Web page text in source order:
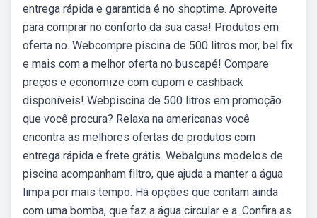
entrega rápida e garantida é no shoptime. Aproveite
para comprar no conforto da sua casa! Produtos em
oferta no. Webcompre piscina de 500 litros mor, bel fix
e mais com a melhor oferta no buscapé! Compare
preços e economize com cupom e cashback
disponíveis! Webpiscina de 500 litros em promoção
que você procura? Relaxa na americanas você
encontra as melhores ofertas de produtos com
entrega rápida e frete grátis. Webalguns modelos de
piscina acompanham filtro, que ajuda a manter a água
limpa por mais tempo. Há opções que contam ainda
com uma bomba, que faz a água circular e a. Confira as